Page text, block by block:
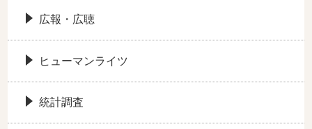
広報・広聴
ヒューマンライツ
統計調査